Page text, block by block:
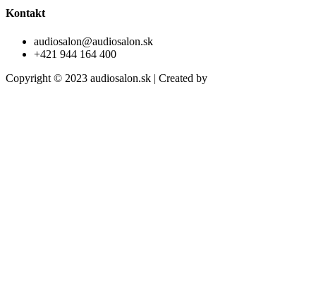
Kontakt
audiosalon@audiosalon.sk
+421 944 164 400
Copyright © 2023 audiosalon.sk | Created by